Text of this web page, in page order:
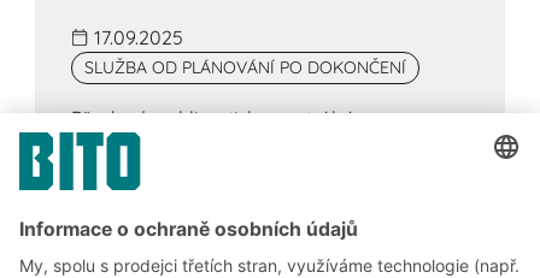
17.09.2025
SLUŽBA OD PLÁNOVÁNÍ PO DOKONČENÍ
Přechod na klimaticky neutrální
dodavatelské řetězce v logistice vyžaduje
komplexní přístup: efektivní dopravu s
ve skladech, uzavřené materiálové cykly a
transparentní vykazování emisí CO₂. Zjistěte,